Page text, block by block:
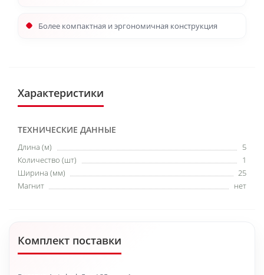
Более компактная и эргономичная конструкция
Характеристики
ТЕХНИЧЕСКИЕ ДАННЫЕ
Длина (м)
5
Количество (шт)
1
Ширина (мм)
25
Магнит
нет
Комплект поставки